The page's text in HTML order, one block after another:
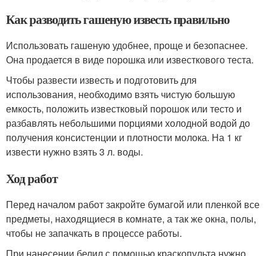
Как разводить гашеную известь правильно
Использовать гашеную удобнее, проще и безопаснее.
Она продается в виде порошка или известкового теста.
Чтобы развести известь и подготовить для
использования, необходимо взять чистую большую
емкость, положить известковый порошок или тесто и
разбавлять небольшими порциями холодной водой до
получения консистенции и плотности молока. На 1 кг
извести нужно взять 3 л. воды.
Ход работ
Перед началом работ закройте бумагой или пленкой все
предметы, находящиеся в комнате, а так же окна, полы,
чтобы не запачкать в процессе работы.
При нанесении белил с помощью краскопульта нужно